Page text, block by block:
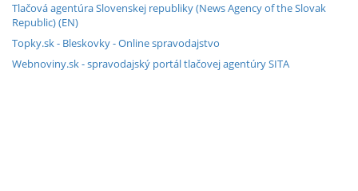
Tlačová agentúra Slovenskej republiky (News Agency of the Slovak
Republic) (EN)
Topky.sk - Bleskovky - Online spravodajstvo
Webnoviny.sk - spravodajský portál tlačovej agentúry SITA